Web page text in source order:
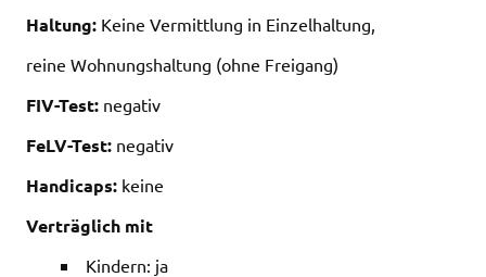
Haltung: Keine Vermittlung in Einzelhaltung,
reine Wohnungshaltung (ohne Freigang)
FIV-Test: negativ
FeLV-Test: negativ
Handicaps: keine
Verträglich mit
Kindern: ja